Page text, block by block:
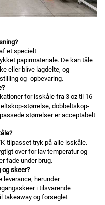
et specielt
papirmateriale. De kan tåle
eller blive lagdelte, og
og -opbevaring.
for isskåle fra 3 oz til 16
størrelse, dobbeltskop-
størrelser er acceptabelt
tilpasset tryk på alle isskåle.
over for lav temperatur og
fade under brug.
og skeer?
leverance, herunder
i tilsvarende
takeaway og forseglet